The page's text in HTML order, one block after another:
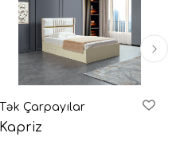
Tək Çarpayılar
Kapriz